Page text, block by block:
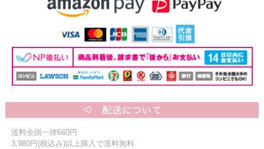
送料全国一律660円
3,980円(税込み)以上購入で送料無料